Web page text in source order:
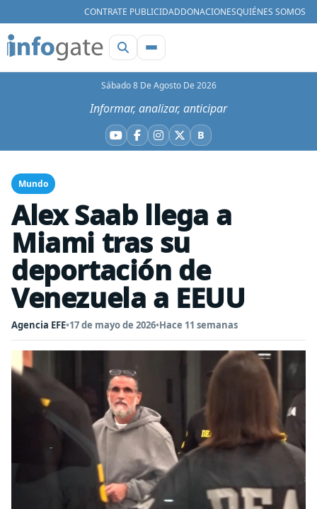
CONTRATE PUBLICIDADDONACIONESQUIÉNES SOMOS
Sábado 8 De Agosto De 2026
Informar, analizar, anticipar
YouTube
Facebook
Instagram
X BBluesky
Mundo
Alex Saab llega a
Miami tras su
deportación de
Venezuela a EEUU
Agencia EFE•17 de mayo de 2026•Hace 11 semanas